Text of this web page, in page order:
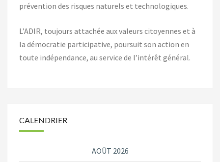
prévention des risques naturels et technologiques.
L’ADIR, toujours attachée aux valeurs citoyennes et à
la démocratie participative, poursuit son action en
toute indépendance, au service de l’intérêt général.
CALENDRIER
AOÛT 2026